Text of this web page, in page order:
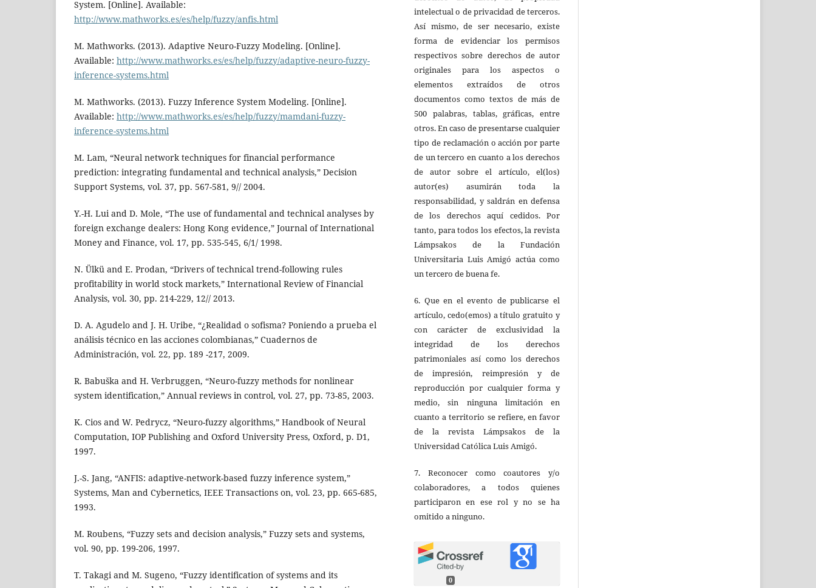
System. [Online]. Available:
http://www.mathworks.es/es/help/fuzzy/anfis.html
M. Mathworks. (2013). Adaptive Neuro-Fuzzy Modeling. [Online].
Available: http://www.mathworks.es/es/help/fuzzy/adaptive-neuro-fuzzy-
inference-systems.html
M. Mathworks. (2013). Fuzzy Inference System Modeling. [Online].
Available: http://www.mathworks.es/es/help/fuzzy/mamdani-fuzzy-
inference-systems.html
M. Lam, “Neural network techniques for financial performance
prediction: integrating fundamental and technical analysis,” Decision
Support Systems, vol. 37, pp. 567-581, 9// 2004.
Y.-H. Lui and D. Mole, “The use of fundamental and technical analyses by
foreign exchange dealers: Hong Kong evidence,” Journal of International
Money and Finance, vol. 17, pp. 535-545, 6/1/ 1998.
N. Ülkü and E. Prodan, “Drivers of technical trend-following rules
profitability in world stock markets,” International Review of Financial
Analysis, vol. 30, pp. 214-229, 12// 2013.
D. A. Agudelo and J. H. Uribe, “¿Realidad o sofisma? Poniendo a prueba el
análisis técnico en las acciones colombianas,” Cuadernos de
Administración, vol. 22, pp. 189 -217, 2009.
R. Babuška and H. Verbruggen, “Neuro-fuzzy methods for nonlinear
system identification,” Annual reviews in control, vol. 27, pp. 73-85, 2003.
K. Cios and W. Pedrycz, “Neuro-fuzzy algorithms,” Handbook of Neural
Computation, IOP Publishing and Oxford University Press, Oxford, p. D1,
1997.
J.-S. Jang, “ANFIS: adaptive-network-based fuzzy inference system,”
Systems, Man and Cybernetics, IEEE Transactions on, vol. 23, pp. 665-685,
1993.
M. Roubens, “Fuzzy sets and decision analysis,” Fuzzy sets and systems,
vol. 90, pp. 199-206, 1997.
T. Takagi and M. Sugeno, “Fuzzy identification of systems and its
intelectual o de privacidad de terceros.
Así mismo, de ser necesario, existe
forma de evidenciar los permisos
respectivos sobre derechos de autor
originales para los aspectos o
elementos extraídos de otros
documentos como textos de más de
500 palabras, tablas, gráficas, entre
otros. En caso de presentarse cualquier
tipo de reclamación o acción por parte
de un tercero en cuanto a los derechos
de autor sobre el artículo, el(los)
autor(es) asumirán toda la
responsabilidad, y saldrán en defensa
de los derechos aquí cedidos. Por
tanto, para todos los efectos, la revista
Lámpsakos de la Fundación
Universitaria Luis Amigó actúa como
un tercero de buena fe.
6. Que en el evento de publicarse el
artículo, cedo(emos) a título gratuito y
con carácter de exclusividad la
integridad de los derechos
patrimoniales así como los derechos
de impresión, reimpresión y de
reproducción por cualquier forma y
medio, sin ninguna limitación en
cuanto a territorio se refiere, en favor
de la revista Lámpsakos de la
Universidad Católica Luis Amigó.
7. Reconocer como coautores y/o
colaboradores, a todos quienes
participaron en ese rol y no se ha
omitido a ninguno.
0